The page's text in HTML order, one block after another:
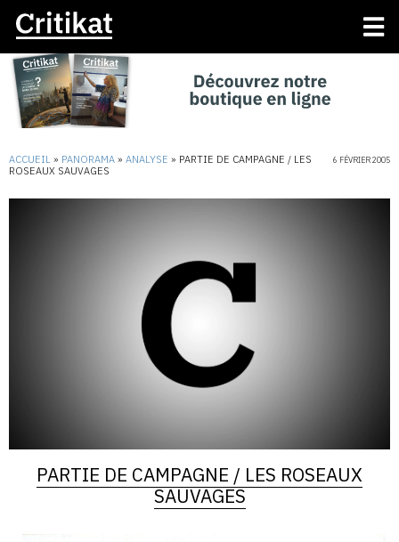
ACCUEIL » PANORAMA » ANALYSE » PARTIE DE CAMPAGNE / LES
ROSEAUX SAUVAGES
6 FÉVRIER 2005
PARTIE DE CAMPAGNE / LES ROSEAUX
SAUVAGES